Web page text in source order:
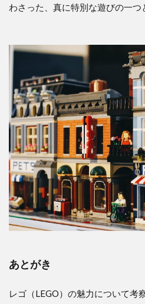
わさった、真に特別な遊びの一つ
あとがき
レゴ（LEGO）の魅力について考